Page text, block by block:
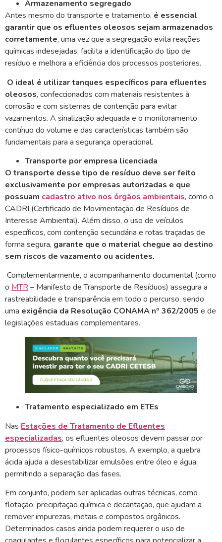
Armazenamento segregado
Antes mesmo do transporte e tratamento, é essencial
garantir que os efluentes oleosos sejam armazenados
corretamente, uma vez que a segregação evita reações
químicas indesejadas, facilita a identificação do tipo de
resíduo e melhora a eficiência dos processos posteriores.
O ideal é utilizar tanques específicos para efluentes
oleosos, confeccionados com materiais resistentes à
corrosão e com sistemas de contenção para evitar
vazamentos. A sinalização adequada e o monitoramento
contínuo do volume e das características também são
fundamentais para a segurança operacional.
Transporte por empresa licenciada
O transporte desse tipo de resíduo deve ser feito
exclusivamente por empresas autorizadas e que
possuam cadastro ativo nos órgãos ambientais, como o
CADRI (Certificado de Movimentação de Resíduos de
Interesse Ambiental). Além disso, o uso de veículos
específicos, com contenção secundária e rotas traçadas de
forma segura, garante que o material chegue ao destino
sem riscos de vazamento ou acidentes.
Complementarmente, o acompanhamento documental (como
o MTR– Manifesto de Transporte de Resíduos) assegura a
rastreabilidade e transparência em todo o percurso, sendo
uma exigência da Resolução CONAMA nº 362/2005 e de
legislações estaduais complementares.
Tratamento especializado em ETEs
Nas Estações de Tratamento de Efluentes
especializadas, os efluentes oleosos devem passar por
processos físico-químicos robustos. A exemplo, a quebra
ácida ajuda a desestabilizar emulsões entre óleo e água,
permitindo a separação das fases.
Em conjunto, podem ser aplicadas outras técnicas, como
flotação, precipitação química e decantação, que ajudam a
remover impurezas, metais e compostos orgânicos.
Determinados casos ainda podem requerer o uso de